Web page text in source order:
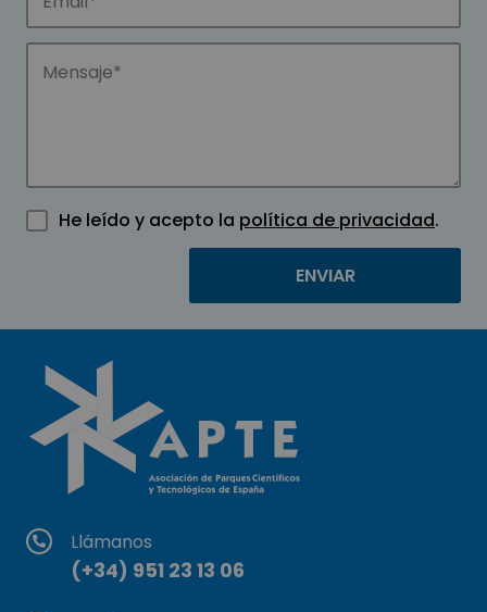
He leído y acepto la política de privacidad.
Llámanos
(+34) 951 23 13 06